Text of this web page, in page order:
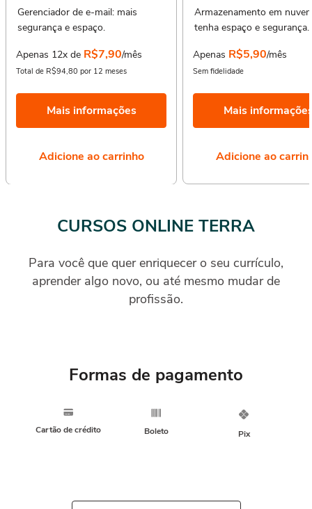
Gerenciador de e-mail: mais
segurança e espaço.
Apenas 12x de R$7,90/mês
Total de R$94,80 por 12 meses
Mais informações
Adicione ao carrinho
Armazenamento em
tenha espaço e segurança.
Apenas R$5,90/mês
Sem fidelidade
Mais
Adicione ao
CURSOS ONLINE TERRA
Para você que quer enriquecer o seu currículo,
aprender algo novo, ou até mesmo mudar de
profissão.
Formas de pagamento
Cartão de crédito Boleto Pix